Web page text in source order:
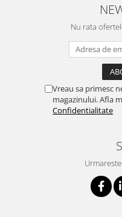
Nu rata
Vreau sa primesc
magazinului. Afla
Confidentialitate